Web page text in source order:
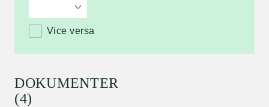
Vice versa
DOKUMENTER
(4)